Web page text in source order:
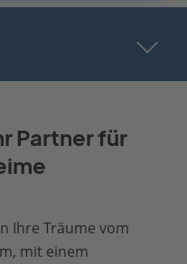
Partner für
Ihre Träume vom
mit einem